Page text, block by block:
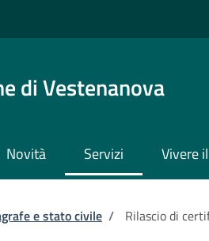
di Vestenanova
Novità Servizi Vivere
e stato civile / Rilascio di